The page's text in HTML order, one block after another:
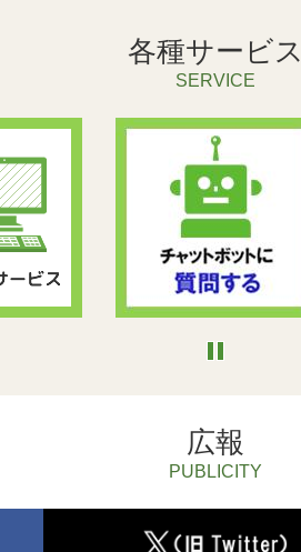
各種サービス
SERVICE
広報
PUBLICITY